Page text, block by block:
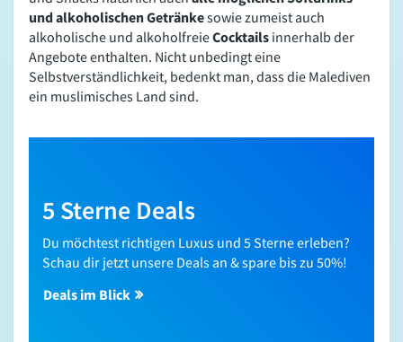
und alkoholischen Getränkesowie zumeist auch
alkoholische und alkoholfreieCocktails innerhalb der
Angeboteenthalten. Nicht unbedingt eine
Selbstverständlichkeit, bedenkt man, dass die Malediven
ein muslimisches Land sind.
5 Sterne Deals
Du möchtest richtigen Luxus und 5 Sterne erleben?
Schau dir jetzt unsere Deals an & spare bis zu 50%!
Deals im Blick